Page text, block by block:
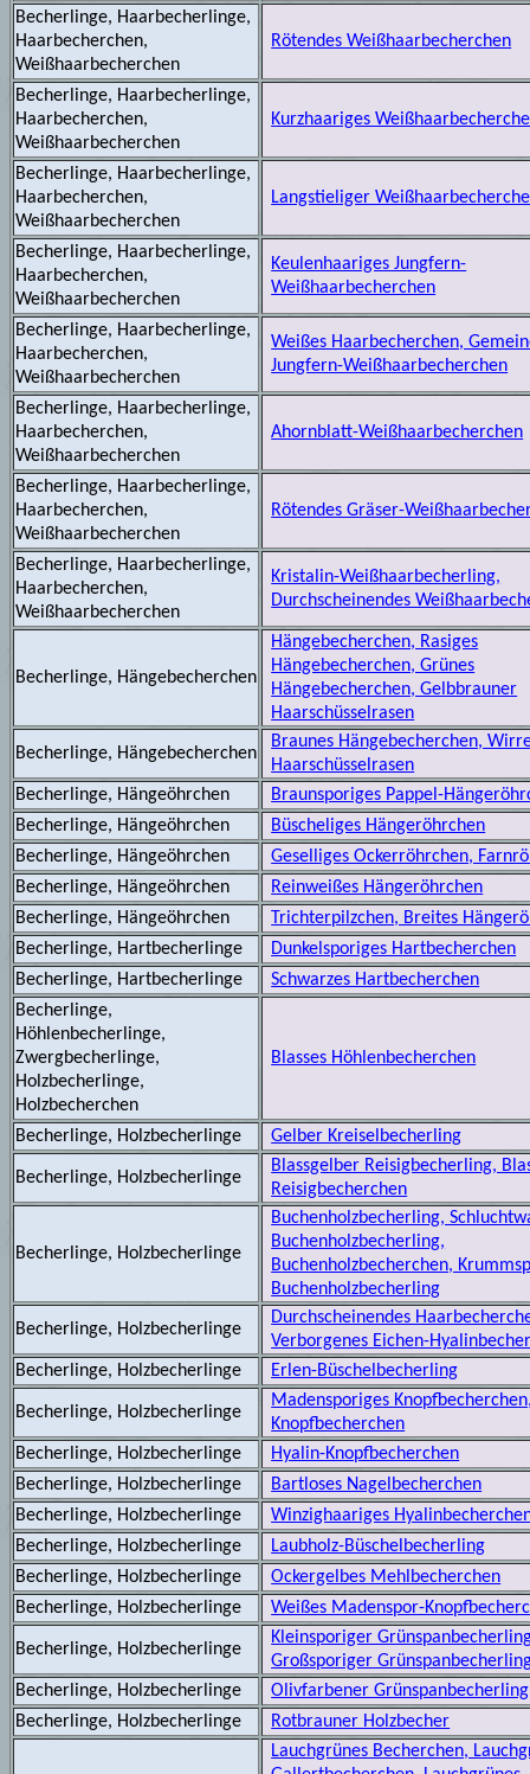
Becherlinge, Haarbecherlinge,
Haarbecherchen,
Weißhaarbecherchen
Rötendes Weißhaarbecherchen
Becherlinge, Haarbecherlinge,
Haarbecherchen,
Weißhaarbecherchen
Kurzhaariges
Becherlinge, Haarbecherlinge,
Haarbecherchen,
Weißhaarbecherchen
Langstieliger
Becherlinge, Haarbecherlinge,
Haarbecherchen,
Weißhaarbecherchen
Keulenhaariges Jungfern-
Weißhaarbecherchen
Becherlinge, Haarbecherlinge,
Haarbecherchen,
Weißhaarbecherchen
Weißes Haarbecherchen,
Jungfern-Weißhaarbecherchen
Becherlinge, Haarbecherlinge,
Haarbecherchen,
Weißhaarbecherchen
Ahornblatt-Weißhaarbecherchen
Becherlinge, Haarbecherlinge,
Haarbecherchen,
Weißhaarbecherchen
Rötendes Gräser-
Becherlinge, Haarbecherlinge,
Haarbecherchen,
Weißhaarbecherchen
Kristalin-Weißhaarbecherling,
Durchscheinendes
Becherlinge, Hängebecherchen
Hängebecherchen, Rasiges
Hängebecherchen, Grünes
Hängebecherchen, Gelbbrauner
Haarschüsselrasen
Becherlinge, Hängebecherchen
Braunes Hängebecherchen,
Haarschüsselrasen
Becherlinge, Hängeöhrchen
Braunsporiges Pappel-
Becherlinge, Hängeöhrchen
Büscheliges Hängeröhrchen
Becherlinge, Hängeöhrchen
Geselliges Ockerröhrchen,
Becherlinge, Hängeöhrchen
Reinweißes Hängeröhrchen
Becherlinge, Hängeöhrchen
Trichterpilzchen, Breites
Becherlinge, Hartbecherlinge
Dunkelsporiges Hartbecherchen
Becherlinge, Hartbecherlinge
Schwarzes Hartbecherchen
Becherlinge,
Höhlenbecherlinge,
Zwergbecherlinge,
Holzbecherlinge,
Holzbecherchen
Blasses Höhlenbecherchen
Becherlinge, Holzbecherlinge Gelber Kreiselbecherling
Becherlinge, Holzbecherlinge
Blassgelber Reisigbecherling,
Reisigbecherchen
Becherlinge, Holzbecherlinge
Buchenholzbecherling,
Buchenholzbecherling,
Buchenholzbecherchen,
Buchenholzbecherling
Becherlinge, Holzbecherlinge
Durchscheinendes
Verborgenes Eichen-
Becherlinge, Holzbecherlinge
Erlen-Büschelbecherling
Becherlinge, Holzbecherlinge
Madensporiges
Knopfbecherchen
Becherlinge, Holzbecherlinge
Hyalin-Knopfbecherchen
Becherlinge, Holzbecherlinge
Bartloses Nagelbecherchen
Becherlinge, Holzbecherlinge
Winzighaariges
Becherlinge, Holzbecherlinge
Laubholz-Büschelbecherling
Becherlinge, Holzbecherlinge
Ockergelbes Mehlbecherchen
Becherlinge, Holzbecherlinge
Weißes Madenspor-
Becherlinge, Holzbecherlinge
Kleinsporiger
Großsporiger
Becherlinge, Holzbecherlinge
Olivfarbener Grünspanbecherling
Becherlinge, Holzbecherlinge
Rotbrauner Holzbecher
Lauchgrünes Becherchen,